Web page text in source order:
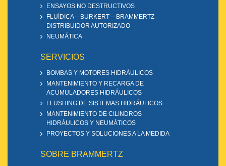
ENSAYOS NO DESTRUCTIVOS
FLUÍDICA – BURKERT – BRAMMERTZ
DISTRIBUIDOR AUTORIZADO
NEUMÁTICA
SERVICIOS
BOMBAS Y MOTORES HIDRÁULICOS
MANTENIMIENTO Y RECARGA DE
ACUMULADORES HIDRÁULICOS
FLUSHING DE SISTEMAS HIDRÁULICOS
MANTENIMIENTO DE CILINDROS
HIDRÁULICOS Y NEUMÁTICOS
PROYECTOS Y SOLUCIONES A LA MEDIDA
SOBRE BRAMMERTZ